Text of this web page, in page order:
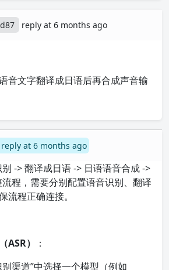
reply at 6 months ago
音文字翻译成日语后再合成声音输
reply at 6 months ago
-> 翻译成日语 -> 日语语音合成 ->
程，需要分别配置语音识别、翻译
流程正确连接。
ASR）
：
别渠道”中选择一个模型（例如